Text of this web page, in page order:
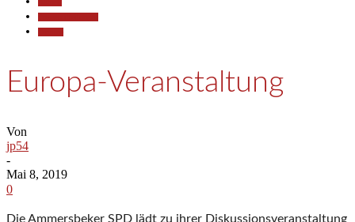
Europa-Veranstaltung
Von
jp54
-
Mai 8, 2019
0
Die Ammersbeker SPD lädt zu ihrer Diskussionsveranstaltung